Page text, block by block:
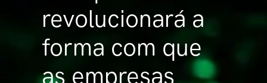
revolucionará a
forma com que
as empresas